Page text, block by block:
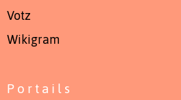
Votz
Wikigram
Portails